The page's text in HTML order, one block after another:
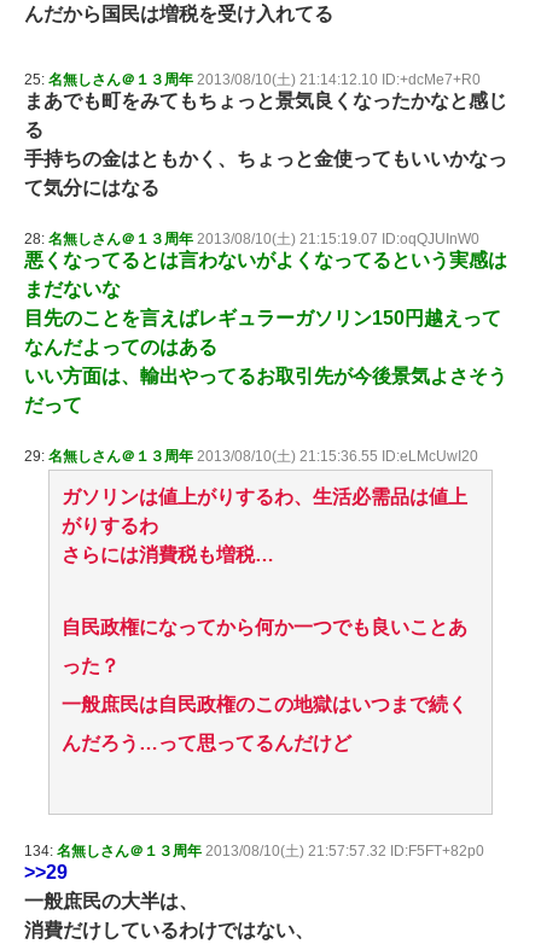
んだから国民は増税を受け入れてる
25: 名無しさん＠１３周年 2013/08/10(土) 21:14:12.10 ID:+dcMe7+R0
まあでも町をみてもちょっと景気良くなったかなと感じ
る
手持ちの金はともかく、ちょっと金使ってもいいかなっ
て気分にはなる
28: 名無しさん＠１３周年 2013/08/10(土) 21:15:19.07 ID:oqQJUInW0
悪くなってるとは言わないがよくなってるという実感は
まだないな
目先のことを言えばレギュラーガソリン150円越えって
なんだよってのはある
いい方面は、輸出やってるお取引先が今後景気よさそう
だって
29: 名無しさん＠１３周年 2013/08/10(土) 21:15:36.55 ID:eLMcUwI20
ガソリンは値上がりするわ、生活必需品は値上
がりするわ
さらには消費税も増税…
自民政権になってから何か一つでも良いことあ
った？
一般庶民は自民政権のこの地獄はいつまで続く
んだろう…って思ってるんだけど
134: 名無しさん＠１３周年 2013/08/10(土) 21:57:57.32 ID:F5FT+82p0
>>29
一般庶民の大半は、
消費だけしているわけではない、